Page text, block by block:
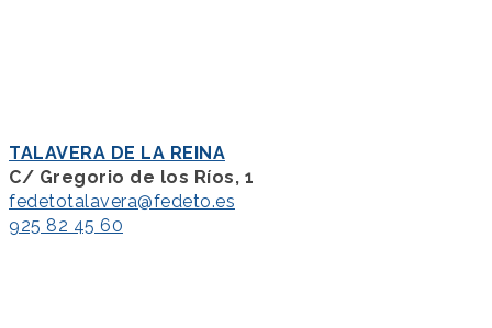
TALAVERA DE LA REINA
C/ Gregorio de los Ríos, 1
fedetotalavera@fedeto.es
925 82 45 60